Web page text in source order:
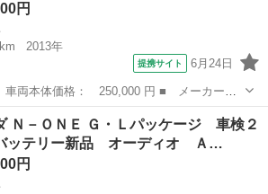
円
2013年
提携サイト 6月24日
Ｎ－ＯＮＥ ■ グレード名： Ｇ・Ｌパ
メラ ドライブレコーダー ＥＴＣ プッ
Ｎ－ＯＮＥ Ｇ・Ｌパッケージ 車検２
テリー新品 オーディオ Ａ…
円